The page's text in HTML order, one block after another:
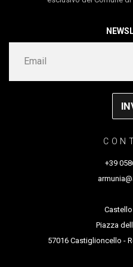
+39
Piazza
57016 Castiglioncello -